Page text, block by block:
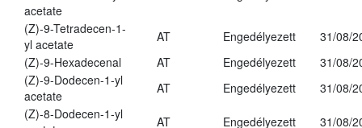
acetate
(Z)-9-Tetradecen-1-
yl acetate
AT Engedélyezett
31/08/
(Z)-9-Hexadecenal
AT Engedélyezett
31/08/
(Z)-9-Dodecen-1-yl
acetate
AT Engedélyezett
31/08/
(Z)-8-Dodecen-1-yl
AT Engedélyezett
31/08/